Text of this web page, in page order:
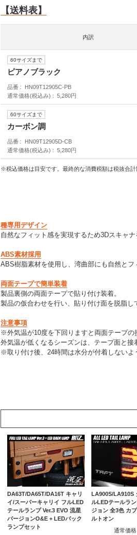
【送料表】
内訳
60サイズまで
ピアノブラック
品番
HN09T12905C-PB
通常価格(税込み)
5,280円
60サイズまで
カーボン調
品番
HN09T12905D-CB
通常価格(税込み)
5,280円
※税込価格は目安です。最終的な消費税額は税抜合
種専用デザイン
自然なフィット感を実現するため3Dスキャナ
ABS素材採用
ABS樹脂素材を使用し、湾曲部にも自然とフ
両面テープで簡単装着
製品裏側の両面テープで貼り付け装着。
製品の仮合わせを行い、貼り付け面を脱脂し
注意事項
※外気温が10度を下回りますと両面テープの
外気温が低くなるシーズンは、テープ面と接
※取り付け後、24時間は水分が付着しないよ
DA63T/DA65T/DA16T キャリ
イ/スーパーキャリイ フルLED
テールランプ Ver.3 EVO 流星
バージョンO&E + LEDバック
ランプセット
LA900S/LA910S
ルLEDテールラ
ジョン 全3色 カ
ルトオン
通常価格